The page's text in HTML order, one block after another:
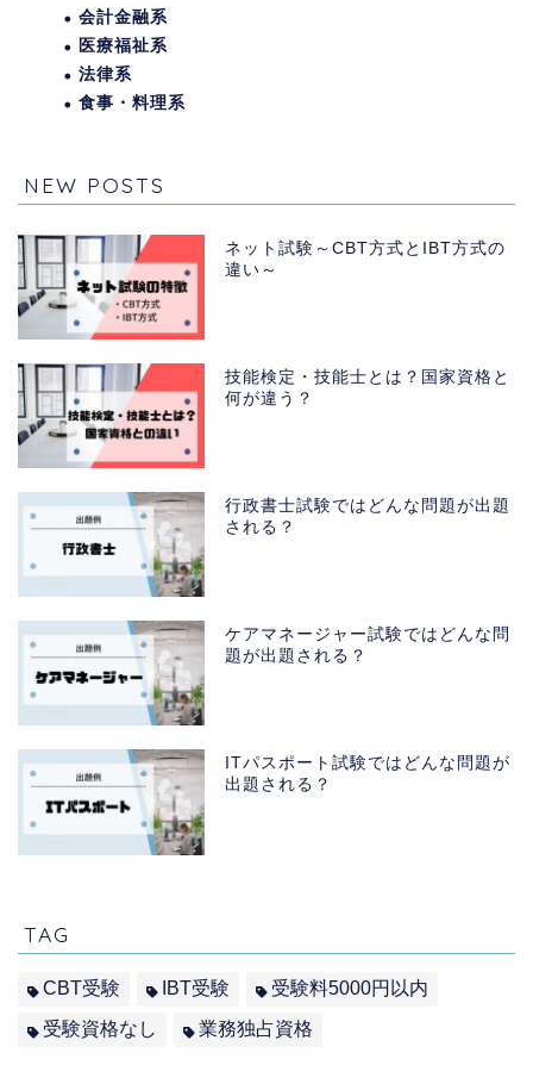
会計金融系
医療福祉系
法律系
食事・料理系
NEW POSTS
ネット試験～CBT方式とIBT方式の
違い～
技能検定・技能士とは？国家資格と
何が違う？
行政書士試験ではどんな問題が出題
される？
ケアマネージャー試験ではどんな問
題が出題される？
ITパスポート試験ではどんな問題が
出題される？
TAG
CBT受験 IBT受験
受験料5000円以内
受験資格なし
業務独占資格